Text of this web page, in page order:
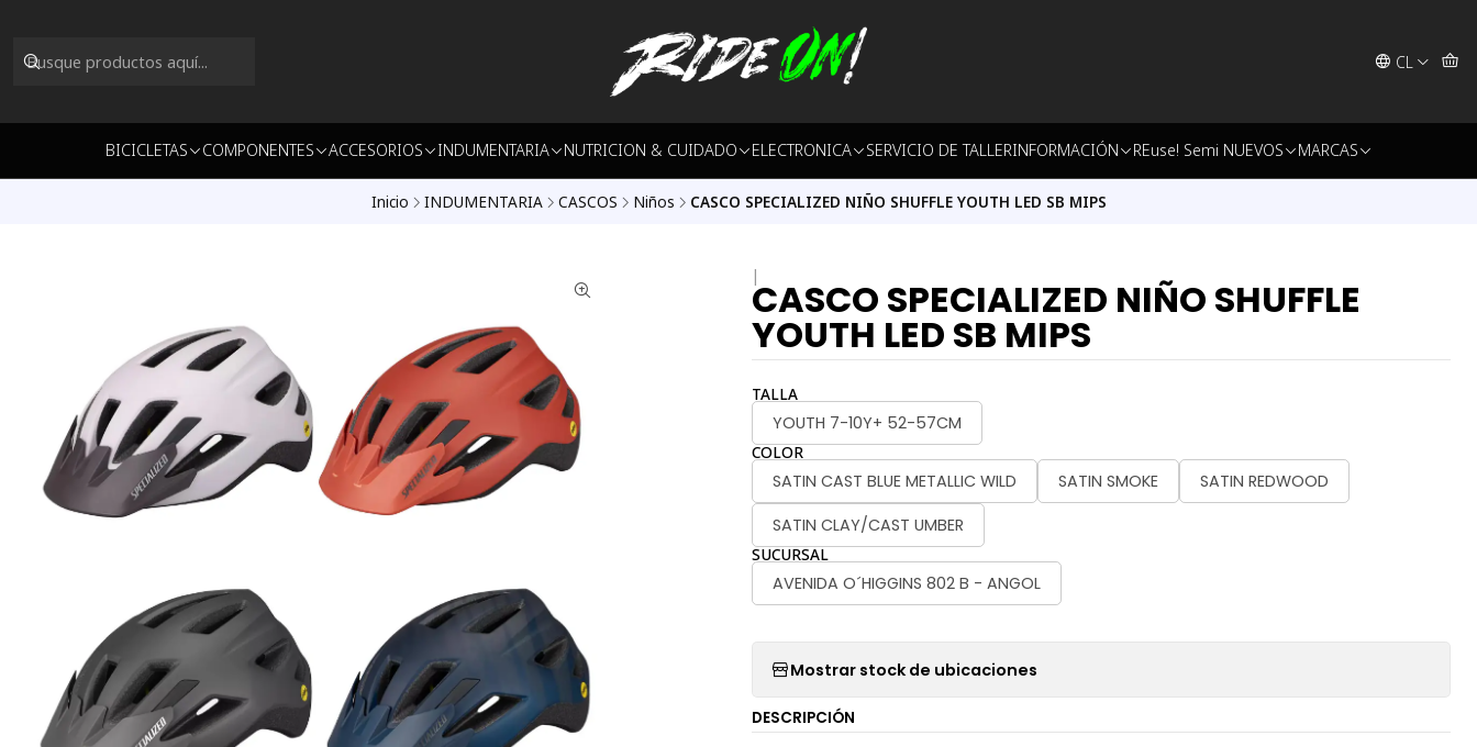
CL
BICICLETAS COMPONENTES ACCESORIOS INDUMENTARIA NUTRICION & CUIDADO ELECTRONICA SERVICIO DE TALLERINFORMACIÓN REuse! Semi NUEVOS MARCAS
Inicio INDUMENTARIA CASCOS Niños CASCO SPECIALIZED NIÑO SHUFFLE YOUTH LED SB MIPS
|
CASCO SPECIALIZED NIÑO SHUFFLE
YOUTH LED SB MIPS
TALLA
YOUTH 7-10Y+ 52-57CM
COLOR
SATIN CAST BLUE METALLIC WILD SATIN SMOKE
SATIN REDWOOD
SATIN CLAY/CAST UMBER
SUCURSAL
AVENIDA O´HIGGINS 802 B - ANGOL
Mostrar stock de ubicaciones
DESCRIPCIÓN